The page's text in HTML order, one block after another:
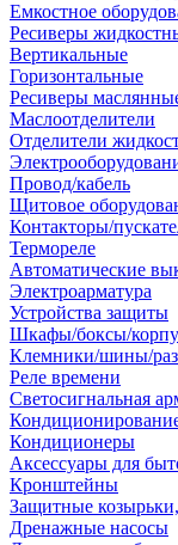
Емкостное
Ресиверы
Вертикальные
Горизонтальные
Ресиверы
Маслоотделители
Отделители
Провод/кабель
Щитовое
Контакторы/
Термореле
Автоматические
Электроарматура
Устройства защиты
Шкафы/боксы/
Клемники/шины/
Реле времени
Светосигнальная
Кондиционеры
Аксессуары для
Кронштейны
Защитные
Дренажные насосы